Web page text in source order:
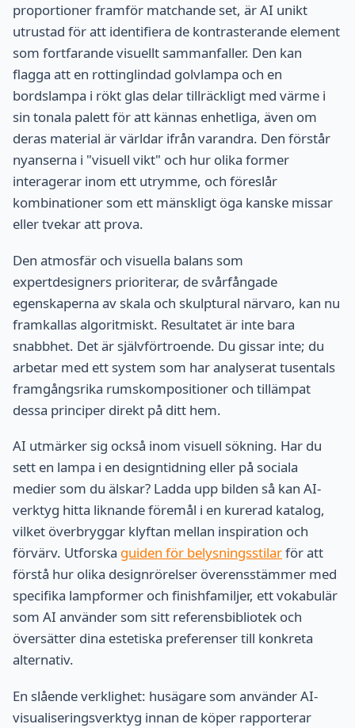
proportioner framför matchande set, är AI unikt
utrustad för att identifiera de kontrasterande element
som fortfarande visuellt sammanfaller. Den kan
flagga att en rottinglindad golvlampa och en
bordslampa i rökt glas delar tillräckligt med värme i
sin tonala palett för att kännas enhetliga, även om
deras material är världar ifrån varandra. Den förstår
nyanserna i "visuell vikt" och hur olika former
interagerar inom ett utrymme, och föreslår
kombinationer som ett mänskligt öga kanske missar
eller tvekar att prova.
Den atmosfär och visuella balans som
expertdesigners prioriterar, de svårfångade
egenskaperna av skala och skulptural närvaro, kan nu
framkallas algoritmiskt. Resultatet är inte bara
snabbhet. Det är självförtroende. Du gissar inte; du
arbetar med ett system som har analyserat tusentals
framgångsrika rumskompositioner och tillämpat
dessa principer direkt på ditt hem.
AI utmärker sig också inom visuell sökning. Har du
sett en lampa i en designtidning eller på sociala
medier som du älskar? Ladda upp bilden så kan AI-
verktyg hitta liknande föremål i en kurerad katalog,
vilket överbryggar klyftan mellan inspiration och
förvärv. Utforska guiden för belysningsstilarför att
förstå hur olika designrörelser överensstämmer med
specifika lampformer och finishfamiljer, ett vokabulär
som AI använder som sitt referensbibliotek och
översätter dina estetiska preferenser till konkreta
alternativ.
En slående verklighet: husägare som använder AI-
visualiseringsverktyg innan de köper rapporterar